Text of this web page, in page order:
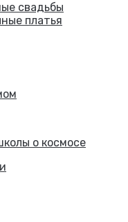
свадьбы
платья
о космосе